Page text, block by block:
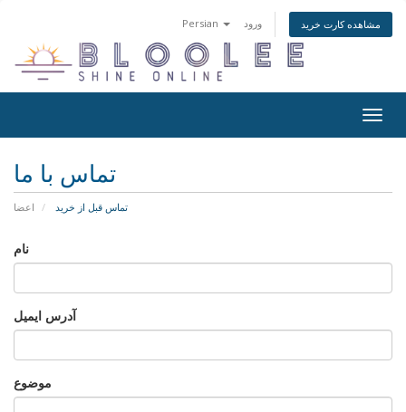
Persian ورود مشاهده کارت خرید
تغییر
تماس با ما
اعضا تماس قبل از خرید
نام
آدرس ایمیل
موضوع